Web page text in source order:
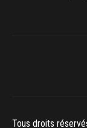
Tous droits